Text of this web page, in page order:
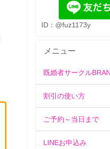
ID：@fuz1173y
メニュー
既婚者サークル
割引の使い方
ご予約～当日まで
LINEお申込み